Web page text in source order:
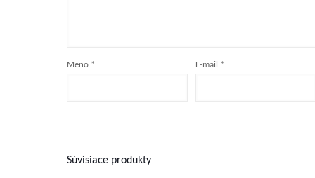
Meno * E-mail *
Súvisiace produkty